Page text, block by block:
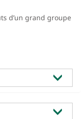
d’un grand groupe